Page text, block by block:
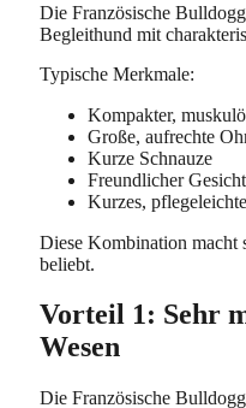
Die Französische
Begleithund mit
Typische Merkmale:
Kompakter,
Große, aufrechte
Kurze Schnauze
Freundlicher
Kurzes,
Diese Kombination macht
beliebt.
Vorteil 1: Sehr
Wesen
Die Französische